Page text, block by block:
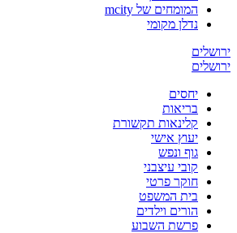
המומחים של mcity
נדלן מקומי
ירושלים
ירושלים
יחסים
בריאות
קלינאות תקשורת
יעוץ אישי
גוף ונפש
קובי עיצבני
חוקר פרטי
בית המשפט
הורים וילדים
פרשת השבוע